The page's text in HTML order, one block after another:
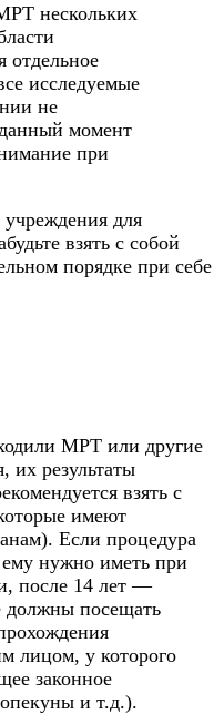
нескольких
отдельное
исследуемые
не
момент
при
для
взять с собой
порядке при себе
МРТ или другие
их результаты
взять с
имеют
Если процедура
ему нужно иметь при
после 14 лет —
должны посещать
лицом, у которого
законное
и т.д.).